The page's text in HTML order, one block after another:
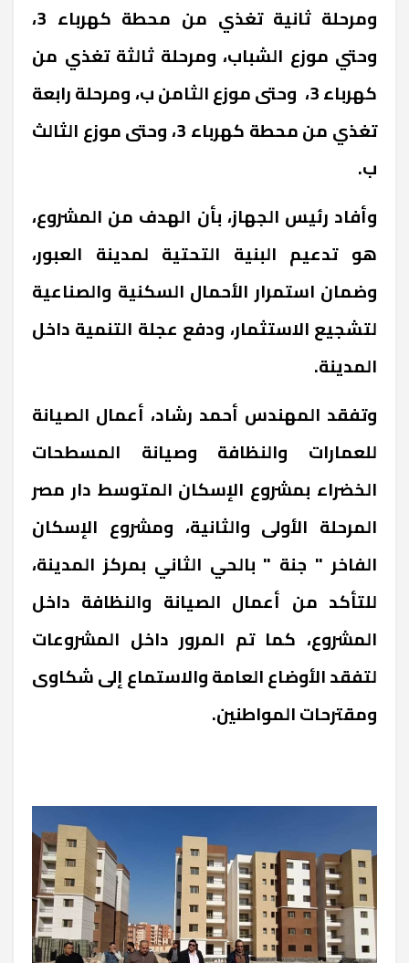
ومرحلة ثانية تغذي من محطة كهرباء 3،
وحتي موزع الشباب، ومرحلة ثالثة تغذي من
كهرباء 3، وحتى موزع الثامن ب، ومرحلة رابعة
تغذي من محطة كهرباء 3، وحتى موزع الثالث
ب.
وأفاد رئيس الجهاز، بأن الهدف من المشروع،
هو تدعيم البنية التحتية لمدينة العبور،
وضمان استمرار الأحمال السكنية والصناعية
لتشجيع الاستثمار، ودفع عجلة التنمية داخل
المدينة.
وتفقد المهندس أحمد رشاد، أعمال الصيانة
للعمارات والنظافة وصيانة المسطحات
الخضراء بمشروع الإسكان المتوسط دار مصر
المرحلة الأولى والثانية، ومشروع الإسكان
الفاخر " جنة " بالحي الثاني بمركز المدينة،
للتأكد من أعمال الصيانة والنظافة داخل
المشروع، كما تم المرور داخل المشروعات
لتفقد الأوضاع العامة والاستماع إلى شكاوى
ومقترحات المواطنين.